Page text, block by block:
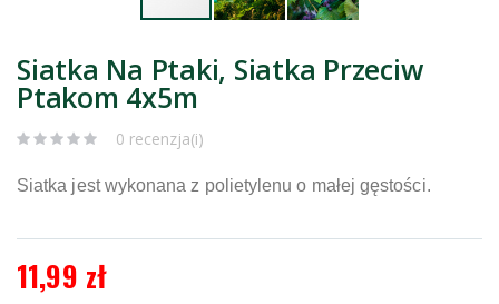
Siatka Na Ptaki, Siatka Przeciw
Ptakom 4x5m
0 recenzja(i)
Siatka jest wykonana z polietylenu o małej gęstości.
11,99 zł